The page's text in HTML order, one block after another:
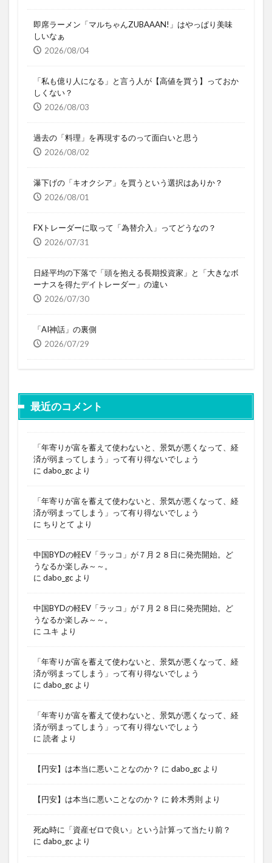
即席ラーメン「マルちゃんZUBAAAN!」はやっぱり美味
しいなぁ
2026/08/04
「私も億り人になる」と言う人が【高値を買う】っておか
しくない？
2026/08/03
過去の「料理」を再現するのって面白いと思う
2026/08/02
瀑下げの「キオクシア」を買うという選択はありか？
2026/08/01
FXトレーダーに取って「為替介入」ってどうなの？
2026/07/31
日経平均の下落で「頭を抱える長期投資家」と「大きなボ
ーナスを得たデイトレーダー」の違い
2026/07/30
「AI神話」の裏側
2026/07/29
最近のコメント
「年寄りが富を蓄えて使わないと、景気が悪くなって、経
済が弱まってしまう」って有り得ないでしょう
に dabo_gc より
「年寄りが富を蓄えて使わないと、景気が悪くなって、経
済が弱まってしまう」って有り得ないでしょう
に ちりとて より
中国BYDの軽EV「ラッコ」が７月２８日に発売開始。ど
うなるか楽しみ～～。
に dabo_gc より
中国BYDの軽EV「ラッコ」が７月２８日に発売開始。ど
うなるか楽しみ～～。
に ユキ より
「年寄りが富を蓄えて使わないと、景気が悪くなって、経
済が弱まってしまう」って有り得ないでしょう
に dabo_gc より
「年寄りが富を蓄えて使わないと、景気が悪くなって、経
済が弱まってしまう」って有り得ないでしょう
に 読者 より
【円安】は本当に悪いことなのか？ に dabo_gc より
【円安】は本当に悪いことなのか？ に 鈴木秀則 より
死ぬ時に「資産ゼロで良い」という計算って当たり前？
に dabo_gc より